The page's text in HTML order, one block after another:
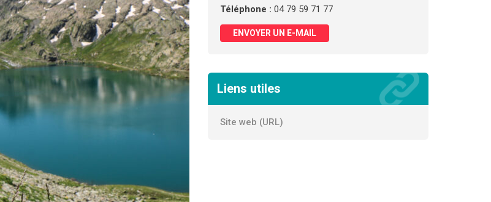
Téléphone : 04 79 59 71 77
ENVOYER UN E-MAIL
Liens utiles
Site web (URL)